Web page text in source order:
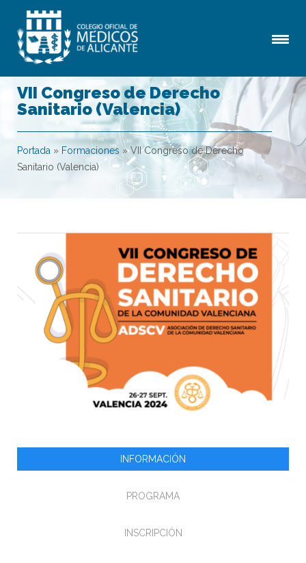
VII Congreso de Derecho
Sanitario (Valencia)
Portada » Formaciones »VII Congreso de Derecho
Sanitario (Valencia)
INFORMACIÓN
PROGRAMA
INSCRIPCIÓN